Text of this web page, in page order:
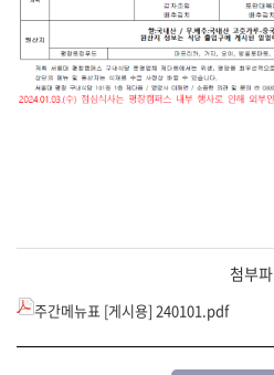
첨부
주간메뉴표 [게시용] 240101.pdf